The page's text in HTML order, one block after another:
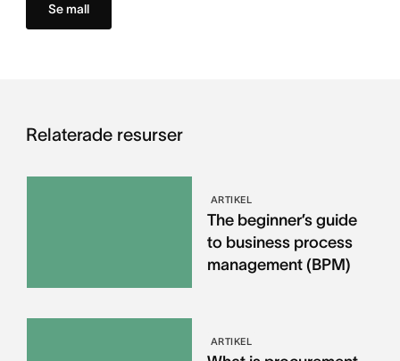
Se mall
Relaterade resurser
ARTIKEL
The beginner’s guide
to business process
management (BPM)
ARTIKEL